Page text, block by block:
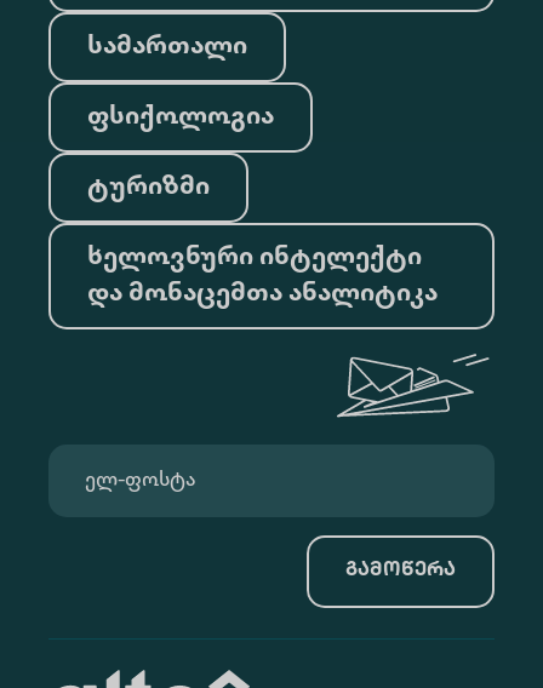
სამართალი
ფსიქოლოგია
ტურიზმი
ხელოვნური ინტელექტი
და მონაცემთა ანალიტიკა
გამოწერა